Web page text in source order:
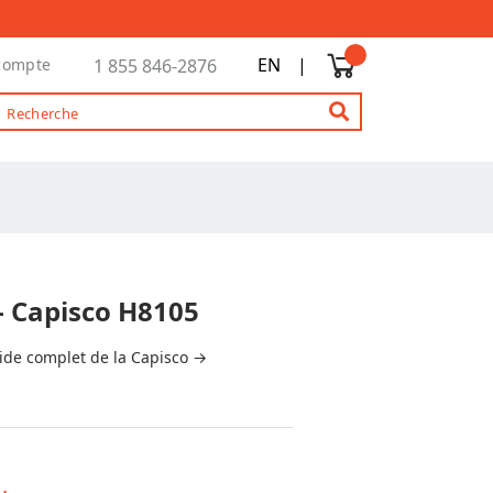
1 855 846-2876 EN |
H8105
complet de la Capisco →